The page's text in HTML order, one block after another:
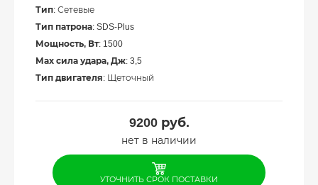
Тип: Сетевые
Тип патрона: SDS-Plus
Мощность, Вт: 1500
Мах сила удара, Дж: 3,5
Тип двигателя: Щеточный
9200руб.
нет в наличии
УТОЧНИТЬ СРОК ПОСТАВКИ